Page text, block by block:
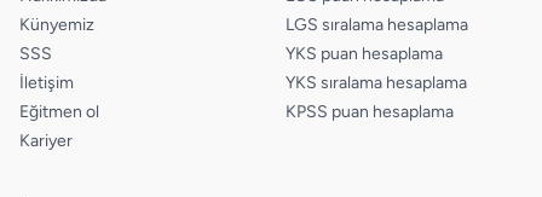
Künyemiz
SSS
İletişim
Eğitmen ol
Kariyer
LGS sıralama hesaplama
YKS puan hesaplama
YKS sıralama hesaplama
KPSS puan hesaplama